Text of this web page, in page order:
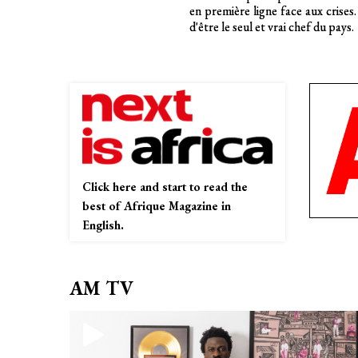
du virus se nourrit des conflits
mondiaux alloués à la santé.
Click here and start to read the
best of Afrique Magazine in
English.
AM TV